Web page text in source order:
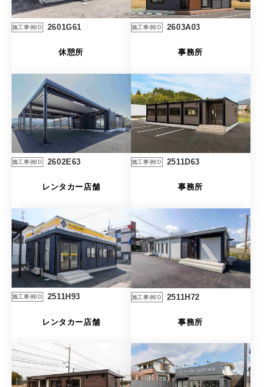
展示場用地の募集
施工事例ID 2601G61
休憩所
施工事例ID 2603A03
事務所
施工事例ID 2602E63
レンタカー店舗
施工事例ID 2511D63
事務所
施工事例ID 2511H93
レンタカー店舗
施工事例ID 2511H72
事務所